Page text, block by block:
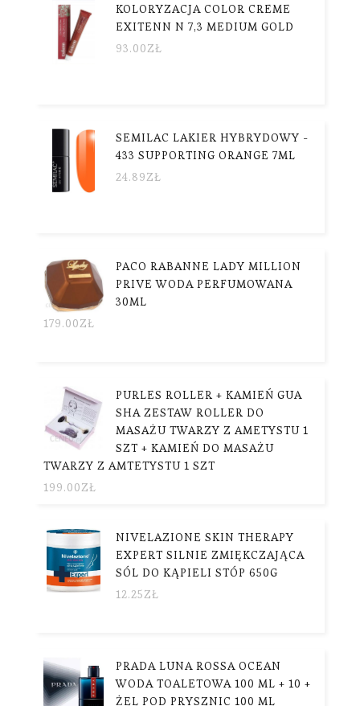
KOLORYZACJA COLOR CREME
EXITENN N 7,3 MEDIUM GOLD
93.00ZŁ
SEMILAC LAKIER HYBRYDOWY -
433 SUPPORTING ORANGE 7ML
24.89ZŁ
PACO RABANNE LADY MILLION
PRIVE WODA PERFUMOWANA
30ML
179.00ZŁ
PURLES ROLLER + KAMIEŃ GUA
SHA ZESTAW ROLLER DO
MASAŻU TWARZY Z AMETYSTU 1
SZT + KAMIEŃ DO MASAŻU
TWARZY Z AMTETYSTU 1 SZT
199.00ZŁ
NIVELAZIONE SKIN THERAPY
EXPERT SILNIE ZMIĘKCZAJĄCA
SÓL DO KĄPIELI STÓP 650G
12.25ZŁ
PRADA LUNA ROSSA OCEAN
WODA TOALETOWA 100 ML + 10 +
ŻEL POD PRYSZNIC 100 ML